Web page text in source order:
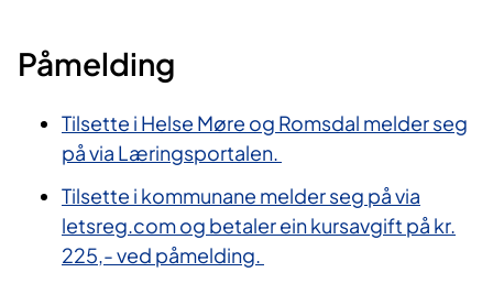
Påmelding
Tilsette i Helse Møre og Romsdal melder seg
på via Læringsportalen.
Tilsette i kommunane melder seg på via
letsreg.com og betaler ein kursavgift på kr.
225,- ved påmelding.